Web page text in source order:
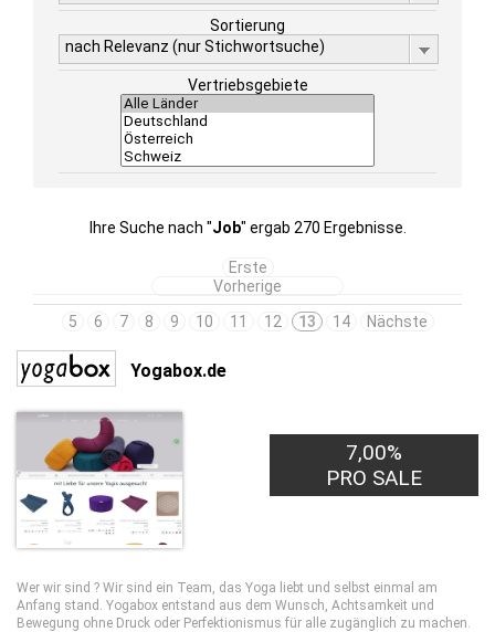
Sortierung
nach Relevanz (nur Stichwortsuche)
Vertriebsgebiete
Ihre Suche nach "Job" ergab 270 Ergebnisse.
Erste
Vorherige
5
6 7 8 9 10 11 12 13 14 Nächste
Yogabox.de
7,00%
PRO SALE
Wer wir sind ? Wir sind ein Team, das Yoga liebt und selbst einmal am
Anfang stand. Yogabox entstand aus dem Wunsch, Achtsamkeit und
Bewegung ohne Druck oder Perfektionismus für alle zugänglich zu machen.